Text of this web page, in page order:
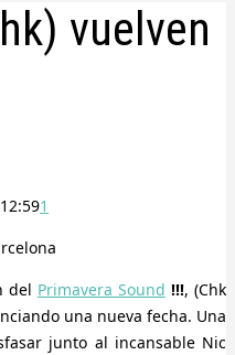
vuelven
1
del Primavera Sound !!!, (Chk
una nueva fecha. Una
junto al incansable Nic